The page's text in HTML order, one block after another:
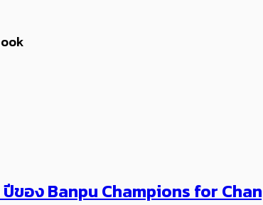
ปีของ Banpu Champions for